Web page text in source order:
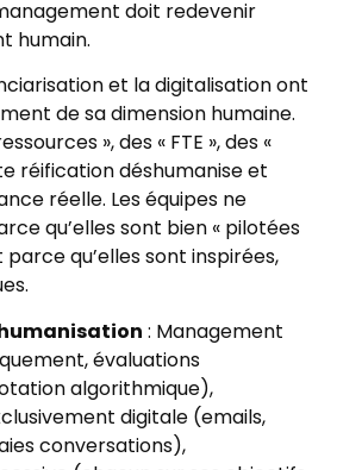
doit redevenir
humain.
et la digitalisation ont
de sa dimension humaine.
», des « FTE », des «
réification déshumanise et
réelle. Les équipes ne
qu’elles sont bien « pilotées
qu’elles sont inspirées,
: Management
évaluations
algorithmique),
digitale (emails,
conversations),